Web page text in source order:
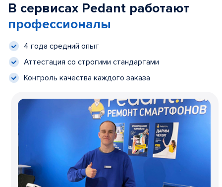
В сервисах Pedant работают
профессионалы
4 года средний опыт
Аттестация со строгими стандартами
Контроль качества каждого заказа